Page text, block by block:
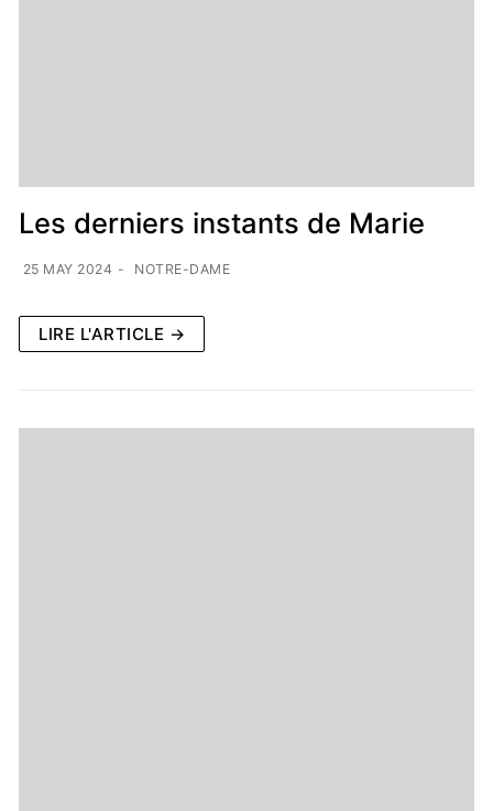
Les derniers instants de Marie
25 MAY 2024 - NOTRE-DAME
LIRE L'ARTICLE →